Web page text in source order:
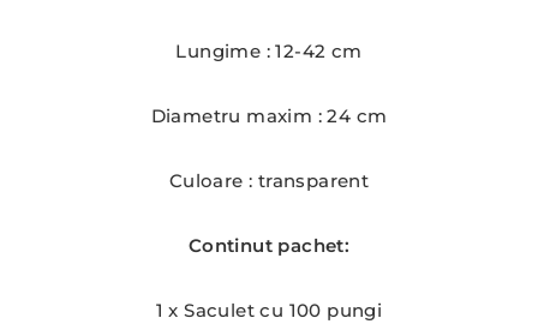
Lungime : 12-42 cm
Diametru maxim : 24 cm
Culoare : transparent
Continut pachet:
1 x Saculet cu 100 pungi